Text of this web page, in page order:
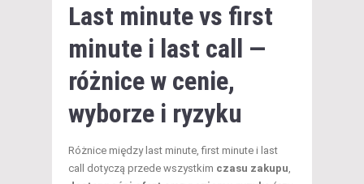
Last minute vs first
minute i last call —
różnice w cenie,
wyborze i ryzyku
Różnice między last minute, first minute i last
call dotyczą przede wszystkim czasu zakupu,